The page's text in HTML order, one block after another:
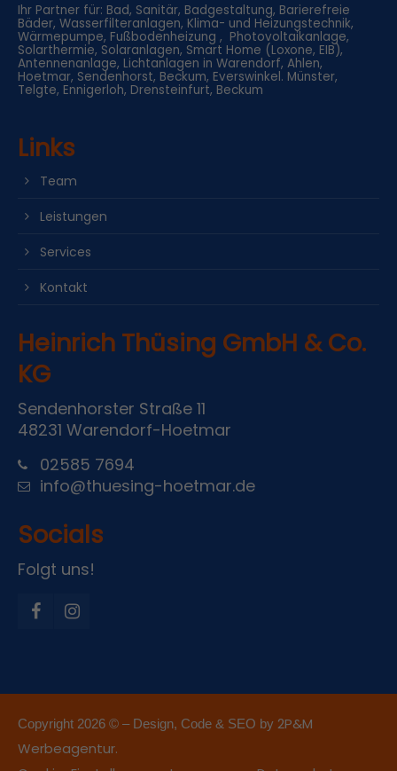
Ihr Partner für: Bad, Sanitär, Badgestaltung, Barierefreie
Bäder, Wasserfilteranlagen, Klima- und Heizungstechnik,
Wärmepumpe, Fußbodenheizung , Photovoltaikanlage,
Solarthermie, Solaranlagen, Smart Home (Loxone, EIB),
Antennenanlage, Lichtanlagen in Warendorf, Ahlen,
Hoetmar, Sendenhorst, Beckum, Everswinkel. Münster,
Telgte, Ennigerloh, Drensteinfurt, Beckum
Links
Team
Leistungen
Services
Kontakt
Heinrich Thüsing GmbH & Co.
KG
Sendenhorster Straße 11
48231 Warendorf-Hoetmar
02585 7694
info@thuesing-hoetmar.de
Socials
Folgt uns!
Copyright 2026 © – Design, Code & SEO by 2P&M
Werbeagentur.